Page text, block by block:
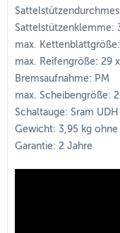
Sattelstützenklemme:
max.
max. Reifengröße: 29
Bremsaufnahme: PM
max. Scheibengröße:
Schaltauge: Sram UDH
Gewicht: 3,95 kg
Garantie: 2 Jahre